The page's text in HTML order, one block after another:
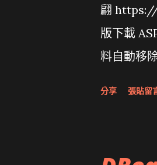
翩 https://
版下載
料自動移
分享 張貼留